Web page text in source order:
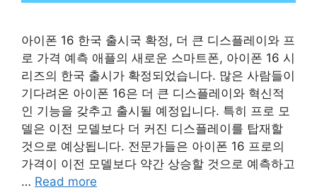
아이폰 16 한국 출시국 확정, 더 큰 디스플레이와 프
로 가격 예측 애플의 새로운 스마트폰, 아이폰 16 시
리즈의 한국 출시가 확정되었습니다. 많은 사람들이
기다려온 아이폰 16은 더 큰 디스플레이와 혁신적
인 기능을 갖추고 출시될 예정입니다. 특히 프로 모
델은 이전 모델보다 더 커진 디스플레이를 탑재할
것으로 예상됩니다. 전문가들은 아이폰 16 프로의
가격이 이전 모델보다 약간 상승할 것으로 예측하고
… Read more